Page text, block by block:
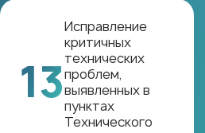
13
Исправление
критичных
технических
проблем,
выявленных в
пунктах
Технического